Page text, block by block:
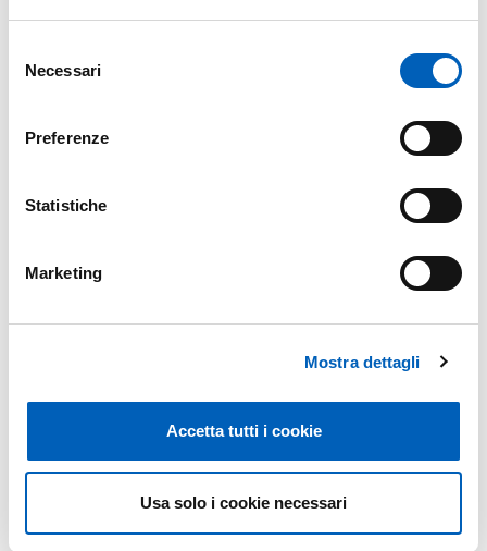
delNecessari
Preferenze
Statistiche
Marketing
Mostra dettagli
Accetta tutti i cookie
Usa solo i cookie necessari